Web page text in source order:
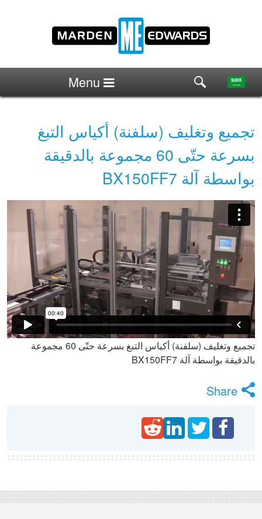
تجميع وتغليف (سلفنة) أكياس التبغ
بسرعة حتّى 60 مجموعة بالدقيقة
بواسطة آلة BX150FF7
تجميع وتغليف (سلفنة) أكياس التبغ بسرعة حتّى 60 مجموعة
بالدقيقة بواسطة آلة BX150FF7
Share